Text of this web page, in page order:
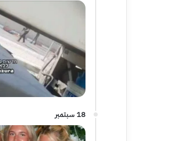
18 سبتمبر